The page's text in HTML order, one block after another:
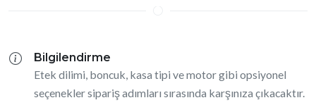
Bilgilendirme
Etek dilimi, boncuk, kasa tipi ve motor gibi opsiyonel
seçenekler sipariş adımları sırasında karşınıza çıkacaktır.